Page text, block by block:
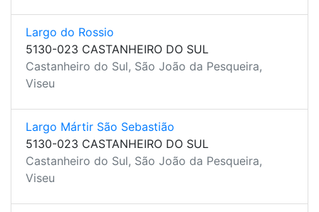
Largo do Rossio
5130-023 CASTANHEIRO DO SUL
Castanheiro do Sul, São João da Pesqueira,
Viseu
Largo Mártir São Sebastião
5130-023 CASTANHEIRO DO SUL
Castanheiro do Sul, São João da Pesqueira,
Viseu